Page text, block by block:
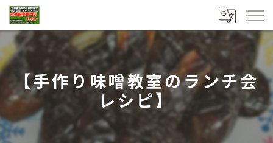
【手作り味噌教室のランチ会
レシピ】